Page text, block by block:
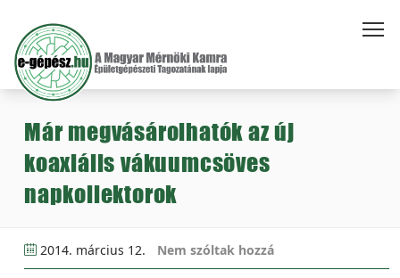
Már megvásárolhatók az új
koaxiális vákuumcsöves
napkollektorok
2014. március 12. Nem szóltak hozzá